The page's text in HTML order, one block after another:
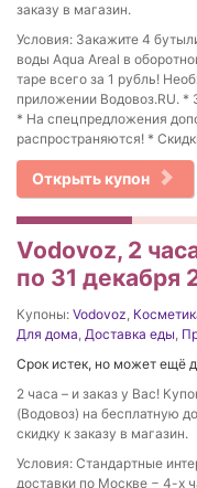
заказу в магазин.
Условия: Закажите 4
воды Aqua Areal в
таре всего за 1 рубль!
приложении Водовоз.RU. *
* На спецпредложения
распространяются! *
Открыть купон
Vodovoz, 2
по 31 декабря
Купоны: Vodovoz,
Для дома, Доставка еды,
Срок истек, но может ещё
2 часа – и заказ у Вас!
(Водовоз) на бесплатную
скидку к заказу в магазин.
Условия: Стандартные
доставки по Москве − 4-х